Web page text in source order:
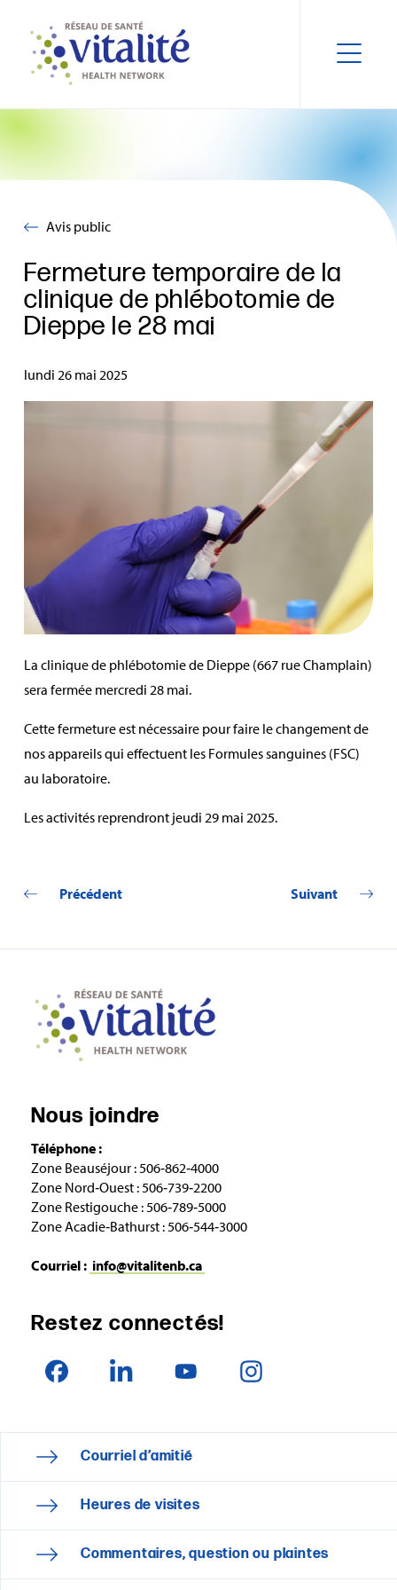
Avis public
Fermeture temporaire de la
clinique de phlébotomie de
Dieppe le 28 mai
lundi 26 mai 2025
La clinique de phlébotomie de Dieppe (667 rue Champlain)
sera fermée mercredi 28 mai.
Cette fermeture est nécessaire pour faire le changement de
nos appareils qui effectuent les Formules sanguines (FSC)
au laboratoire.
Les activités reprendront jeudi 29 mai 2025.
Précédent Suivant
Nous joindre
Téléphone :
Zone Beauséjour : 506‑862‑4000
Zone Nord‑Ouest : 506‑739‑2200
Zone Restigouche : 506‑789‑5000
Zone Acadie‑Bathurst : 506‑544‑3000
Courriel : info@vitalitenb.ca
Restez connectés!
Courriel d’amitié
Heures de visites
Commentaires, question ou plaintes